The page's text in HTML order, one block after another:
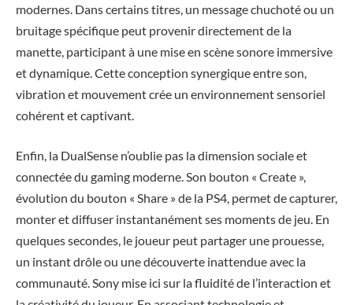
modernes. Dans certains titres, un message chuchoté ou un
bruitage spécifique peut provenir directement de la
manette, participant à une mise en scène sonore immersive
et dynamique. Cette conception synergique entre son,
vibration et mouvement crée un environnement sensoriel
cohérent et captivant.
Enfin, la DualSense n’oublie pas la dimension sociale et
connectée du gaming moderne. Son bouton « Create »,
évolution du bouton « Share » de la PS4, permet de capturer,
monter et diffuser instantanément ses moments de jeu. En
quelques secondes, le joueur peut partager une prouesse,
un instant drôle ou une découverte inattendue avec la
communauté. Sony mise ici sur la fluidité de l’interaction et